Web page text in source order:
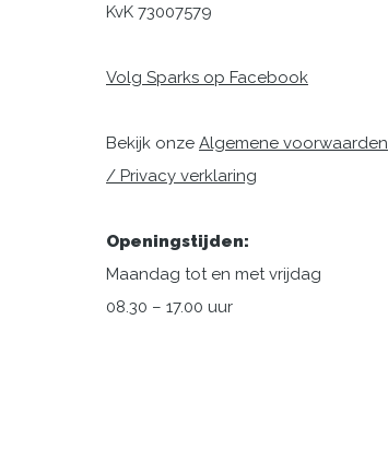
KvK 73007579
Volg Sparks op Facebook
Bekijk onze Algemene voorwaarden
/ Privacy verklaring
Openingstijden:
Maandag tot en met vrijdag
08.30 – 17.00 uur